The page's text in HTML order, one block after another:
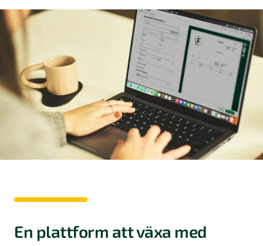
En plattform att växa med